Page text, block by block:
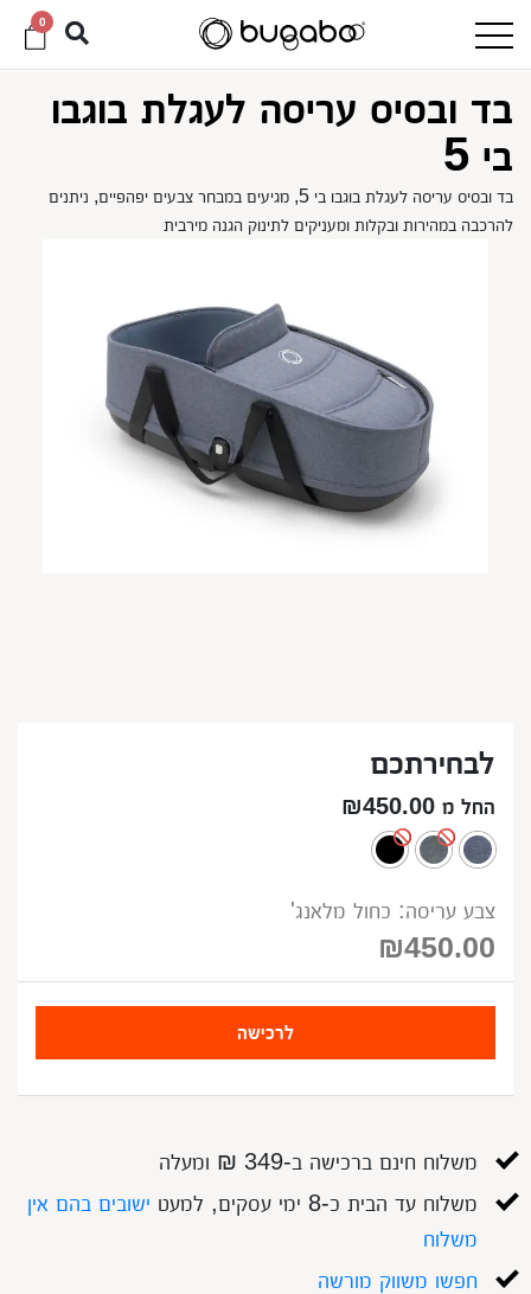
0
בד ובסיס עריסה לעגלת בוגבו
בי 5
בד ובסיס עריסה לעגלת בוגבו בי 5, מגיעים במבחר צבעים יפהפיים, ניתנים
להרכבה במהירות ובקלות ומעניקים לתינוק הגנה מירבית
לבחירתכם
החל מ ₪450.00
צבע עריסה: כחול מלאנג'
₪450.00
לרכישה
משלוח חינם ברכישה ב-349 ₪ ומעלה
משלוח עד הבית כ-8 ימי עסקים, למעט
ישובים בהם אין
משלוח
חפשו משווק מורשה